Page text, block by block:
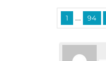
1 ... 94